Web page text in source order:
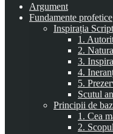
Argument
Fundamente profetice
Inspirația
1.
2.
3.
4.
5.
Scutul
Principii de
1. Cea
2.